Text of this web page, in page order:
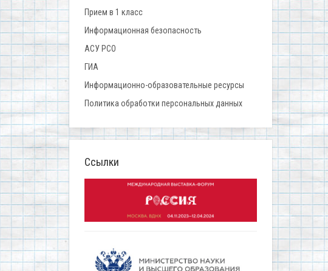
Прием в 1 класс
Информационная безопасность
АСУ РСО
ГИА
Информационно-образовательные ресурсы
Политика обработки персональных данных
Ссылки